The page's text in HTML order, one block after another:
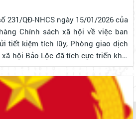
231/QĐ-NHCS ngày 15/01/2026 của
Chính sách xã hội về việc ban
tiết kiệm tích lũy, Phòng giao dịch
hội Bảo Lộc đã tích cực triển khai
và đưa sản phẩm đến gần hơn với